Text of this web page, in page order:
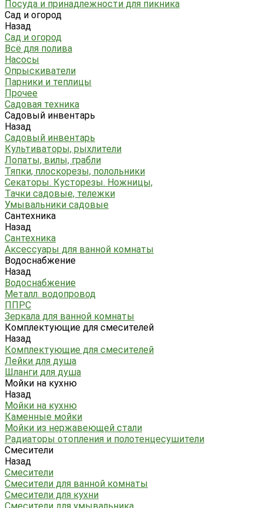
Посуда и принадлежности для пикника
Сад и огород
Назад
Сад и огород
Всё для полива
Насосы
Опрыскиватели
Парники и теплицы
Прочее
Садовая техника
Садовый инвентарь
Назад
Садовый инвентарь
Культиваторы, рыхлители
Лопаты, вилы, грабли
Тяпки, плоскорезы, полольники
Секаторы. Кусторезы. Ножницы,
Тачки садовые, тележки
Умывальники садовые
Сантехника
Назад
Сантехника
Аксессуары для ванной комнаты
Водоснабжение
Назад
Водоснабжение
Металл. водопровод
ППРС
Зеркала для ванной комнаты
Комплектующие для смесителей
Назад
Комплектующие для смесителей
Лейки для душа
Шланги для душа
Мойки на кухню
Назад
Мойки на кухню
Каменные мойки
Мойки из нержавеющей стали
Радиаторы отопления и полотенцесушители
Смесители
Назад
Смесители
Смесители для ванной комнаты
Смесители для кухни
Смесители для умывальника